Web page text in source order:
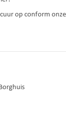
op conform onze